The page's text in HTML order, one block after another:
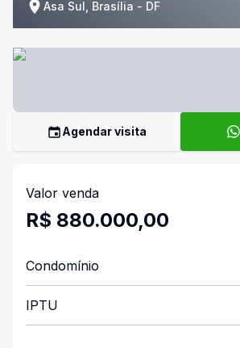
Asa Sul, Brasília - DF
Agendar visita
Valor venda
R$ 880.000,00
Condomínio
IPTU